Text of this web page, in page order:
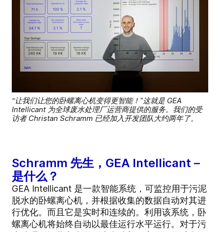
“让我们让您的卧螺离心机变得更智能！”这就是 GEA
Intellicant 为全球废水处理厂运营商提供的服务。我们的受
访者 Christan Schramm 已经加入开发团队大约两年了。
Schramm 先生，GEA Intellicant –
是什么？
GEA Intellicant 是一款智能系统，可监控用于污泥
脱水的卧螺离心机，并根据收集的数据自动对其进
行优化。而且它是实时和连续的。利用该系统，卧
螺离心机将始终自动以最佳运行水平运行。对于污